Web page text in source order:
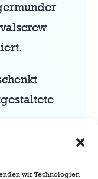
wir Technologien